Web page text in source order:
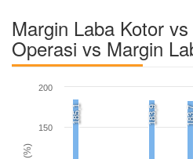
Margin Laba Kotor
Operasi vs Margin
185,1 183,9
150
200